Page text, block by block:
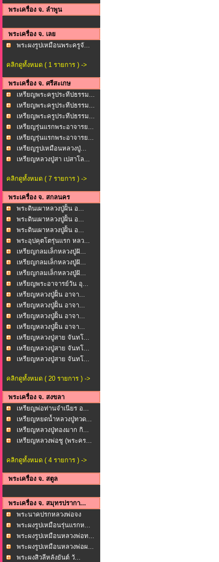
พระเครื่อง จ. ลำพูน
พระเครื่อง จ. เลย
พระผงรูปเหมือนพระครูจั...
คลิกดูทั้งหมด ( 1 รายการ ) ->
พระเครื่อง จ. ศรีสะเกษ
เหรียญพระครูประทีปธรรม...
เหรียญพระครูประทีปธรรม...
เหรียญพระครูประทีปธรรม...
เหรียญรุ่นแรกพระอาจารย...
เหรียญรุ่นแรกพระอาจารย...
เหรียญรูปเหมือนหลวงปู่...
เหรียญหลวงปู่สา เปสาโล...
คลิกดูทั้งหมด ( 7 รายการ ) ->
พระเครื่อง จ. สกลนคร
พระดินเผาหลวงปู่ฝั้น อ...
พระดินเผาหลวงปู่ฝั้น อ...
พระดินเผาหลวงปู่ฝั้น อ...
พระอุปคุตโตรุ่นแรก หลว...
เหรียญกลมเล็กหลวงปู่ฝั...
เหรียญกลมเล็กหลวงปู่ฝั...
เหรียญกลมเล็กหลวงปู่ฝั...
เหรียญพระอาจารย์วัน อุ...
เหรียญหลวงปู่ฝั้น อาจา...
เหรียญหลวงปู่ฝั้น อาจา...
เหรียญหลวงปู่ฝั้น อาจา...
เหรียญหลวงปู่ฝั้น อาจา...
เหรียญหลวงปู่สาย จันทโ...
เหรียญหลวงปู่สาย จันทโ...
เหรียญหลวงปู่สาย จันทโ...
คลิกดูทั้งหมด ( 20 รายการ ) ->
พระเครื่อง จ. สงขลา
เหรียญพ่อท่านจำเนียร อ...
เหรียญหยดน้ำหลวงปู่ทวด...
เหรียญหลวงปู่ทองมาก กิ...
เหรียญหลวงพ่อชู (พระคร...
คลิกดูทั้งหมด ( 4 รายการ ) ->
พระเครื่อง จ. สตูล
พระเครื่อง จ. สมุทรปรากา...
พระนาคปรกหลวงพ่อจง
(พร...พระผงรูปเหมือนรุ่นแรกห...
พระผงรูปเหมือนหลวงพ่อท...
พระผงรูปเหมือนหลวงพ่อผ...
พระผงสิวลีหลังยันต์ วั...